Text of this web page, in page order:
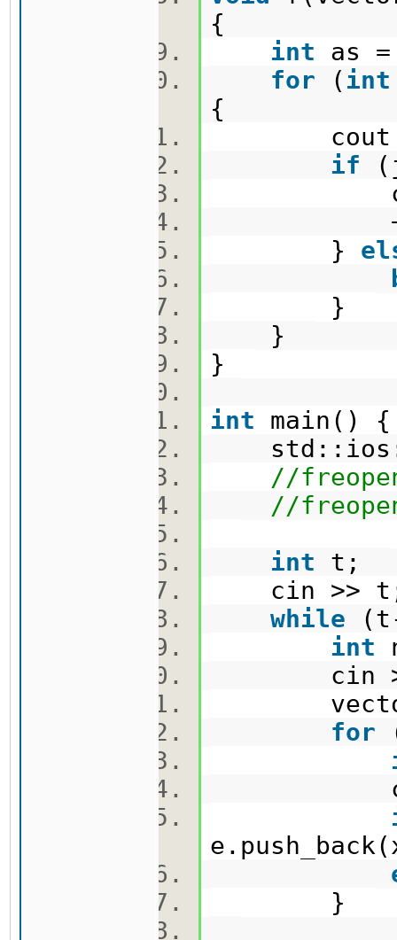
{
int as
for ( int
{
cout
if
cout
}
}
}
}
int
//
//
int t;
cin >>
while
int
cin
for
cin
}